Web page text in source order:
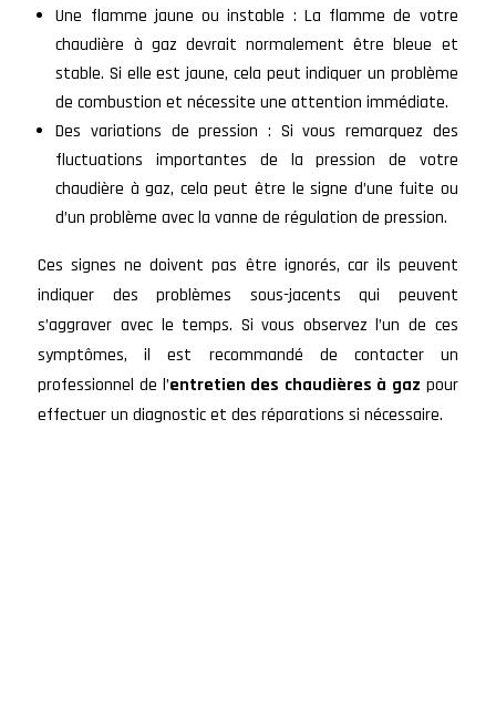
Une flamme jaune ou instable : La flamme de votre
chaudière à gaz devrait normalement être bleue et
stable. Si elle est jaune, cela peut indiquer un problème
de combustion et nécessite une attention immédiate.
Des variations de pression : Si vous remarquez des
fluctuations importantes de la pression de votre
chaudière à gaz, cela peut être le signe d’une fuite ou
d’un problème avec la vanne de régulation de pression.
Ces signes ne doivent pas être ignorés, car ils peuvent
indiquer des problèmes sous-jacents qui peuvent
s’aggraver avec le temps. Si vous observez l’un de ces
symptômes, il est recommandé de contacter un
professionnel de l’entretien des chaudières à gaz pour
effectuer un diagnostic et des réparations si nécessaire.